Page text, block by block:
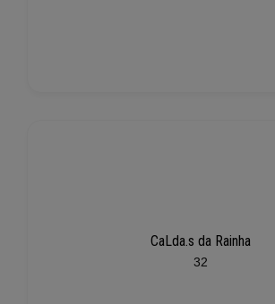
CaLda.s da Rainha
32